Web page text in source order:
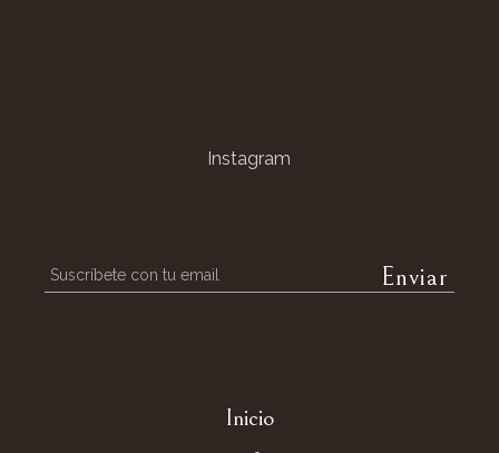
Instagram
Inicio